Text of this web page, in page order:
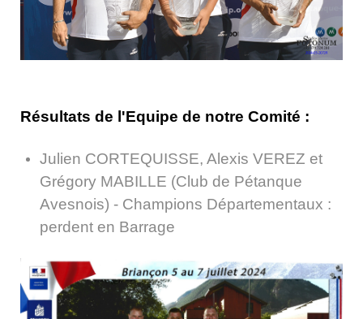
Résultats de l'Equipe de notre Comité :
Julien CORTEQUISSE, Alexis VEREZ et
Grégory MABILLE (Club de Pétanque
Avesnois) - Champions Départementaux :
perdent en Barrage